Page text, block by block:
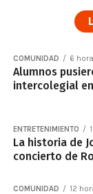
COMUNIDAD 6
Alumnos
intercolegial
ENTRETENIMIENTO
La historia de
concierto de
COMUNIDAD 12